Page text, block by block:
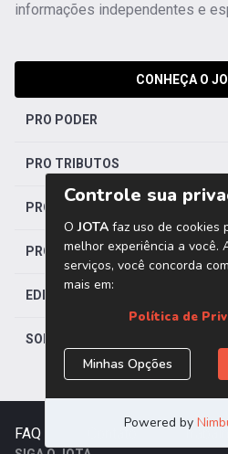
informações independentes e
CONHEÇA O
PRO PODER
PRO TRIBUTOS
PRO TRABALHISTA
PRO SAÚDE
EDITORIAS
SOBRE O JOTA
FAQ